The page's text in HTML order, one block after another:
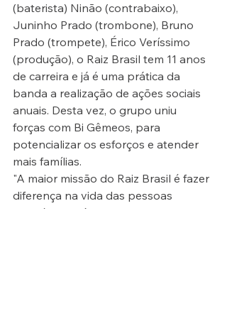
(baterista) Ninão (contrabaixo),
Juninho Prado (trombone), Bruno
Prado (trompete), Érico Veríssimo
(produção), o Raiz Brasil tem 11 anos
de carreira e já é uma prática da
banda a realização de ações sociais
anuais. Desta vez, o grupo uniu
forças com Bi Gêmeos, para
potencializar os esforços e atender
mais famílias.
"A maior missão do Raiz Brasil é fazer
diferença na vida das pessoas
através da música", e essas ações